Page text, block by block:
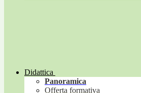
Didattica
Panoramica
Offerta formativa